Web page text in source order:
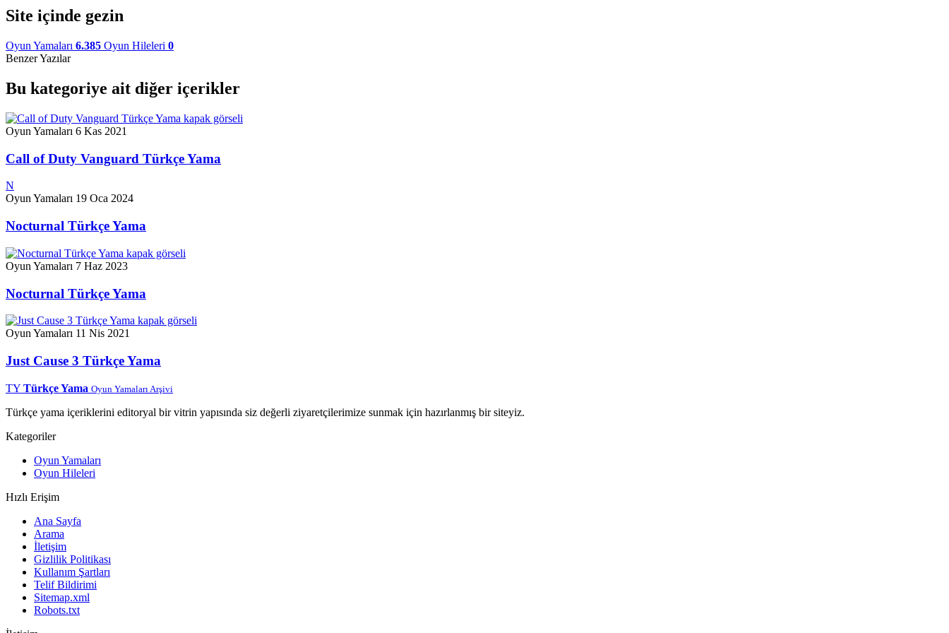
Site içinde gezin
Oyun Yamaları 6.385 Oyun Hileleri 0
Benzer Yazılar
Bu kategoriye ait diğer içerikler
Oyun Yamaları 6 Kas 2021
Call of Duty Vanguard Türkçe Yama
N
Oyun Yamaları 19 Oca 2024
Nocturnal Türkçe Yama
Oyun Yamaları 7 Haz 2023
Nocturnal Türkçe Yama
Oyun Yamaları 11 Nis 2021
Just Cause 3 Türkçe Yama
TY Türkçe Yama Oyun Yamaları Arşivi
Türkçe yama içeriklerini editoryal bir vitrin yapısında siz değerli ziyaretçilerimize sunmak için hazırlanmış bir siteyiz.
Kategoriler
Oyun Yamaları
Oyun Hileleri
Hızlı Erişim
Ana Sayfa
Arama
İletişim
Gizlilik Politikası
Kullanım Şartları
Telif Bildirimi
Sitemap.xml
Robots.txt